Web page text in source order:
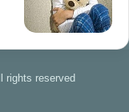
rights reserved